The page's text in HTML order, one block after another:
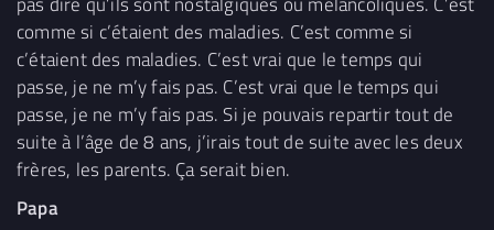
comme si c’étaient des maladies. C’est comme si
c’étaient des maladies. C’est vrai que le temps qui
passe, je ne m’y fais pas. C’est vrai que le temps qui
passe, je ne m’y fais pas. Si je pouvais repartir tout de
suite à l’âge de 8 ans, j’irais tout de suite avec les deux
frères, les parents. Ça serait bien.
Papa